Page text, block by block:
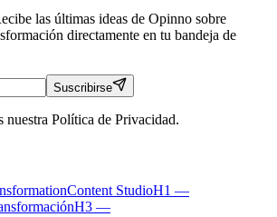
las últimas ideas de Opinno sobre
directamente en tu bandeja de
Suscribirse
nuestra Política de Privacidad.
Content StudioH1 —
H3 —